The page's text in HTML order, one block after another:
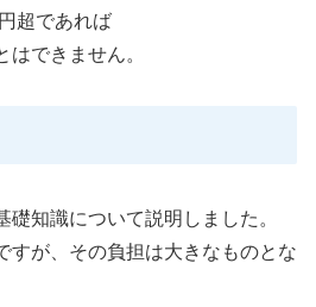
超であれば
できません。
礎知識について説明しました。
すが、その負担は大きなものとな